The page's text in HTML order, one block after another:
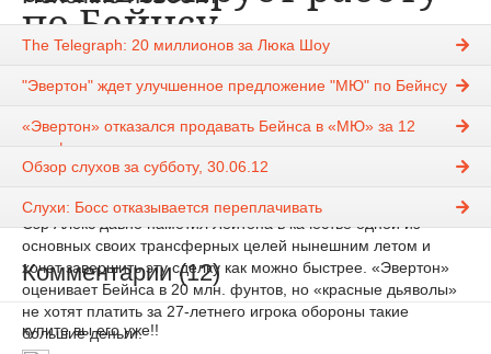
по Бейнсу
«Манчестер Юнайтед » активизирует свои усилия по
подписанию защитника «Эвертона» Лейтона Бейнса,
сообщает The Mirror.
Сэр Алекс давно наметил Лейтона в качестве одной из
основных своих трансферных целей нынешним летом и
хочет завершить эту сделку как можно быстрее. «Эвертон»
оценивает Бейнса в 20 млн. фунтов, но «красные дьяволы»
не хотят платить за 27-летнего игрока обороны такие
большие деньги.
The Telegraph: 20 миллионов за Люка Шоу
"Эвертон" ждет улучшенное предложение "МЮ" по Бейнсу
«Эвертон» отказался продавать Бейнса в «МЮ» за 12
млн фунтов
Обзор слухов за субботу, 30.06.12
Слухи: Босс отказывается переплачивать
Комментарии (12)
купите вы его уже!!